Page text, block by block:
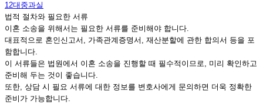
12대중과실
법적 절차와 필요한 서류
이혼 소송을 위해서는 필요한 서류를 준비해야 합니다.
대표적으로 혼인신고서, 가족관계증명서, 재산분할에 관한 합의서 등을 포
함합니다.
이 서류들은 법원에서 이혼 소송을 진행할 때 필수적이므로, 미리 확인하고
준비해 두는 것이 좋습니다.
또한, 상담 시 필요 서류에 대한 정보를 변호사에게 문의하면 더욱 정확한
준비가 가능합니다.